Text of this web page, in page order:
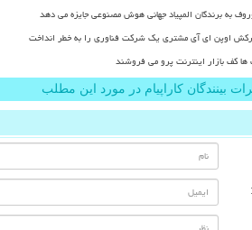
به برندگان المپیاد جهانی هوش مصنوعی جایزه می دهد
اوپن ای آی مشتری یک شرکت فناوری را به خطر انداخت
ها کف بازار اینترنت پرو می فروشند
بینندگان کاراپیام در مورد این مطلب